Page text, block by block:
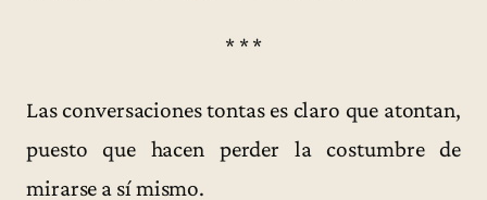
* * *
Las conversaciones tontas es claro que atontan,
puesto que hacen perder la costumbre de
mirarse a sí mismo.